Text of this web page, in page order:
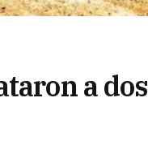
a dos